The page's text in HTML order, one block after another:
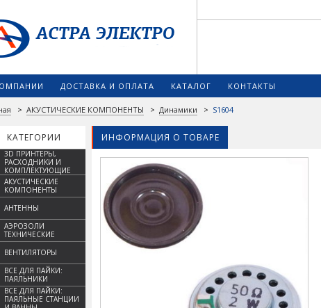
ДОСТАВКА И ОПЛАТА КАТАЛОГ КОНТАКТЫ
> АКУСТИЧЕСКИЕ КОМПОНЕНТЫ > Динамики > S1604
КАТЕГОРИИ ИНФОРМАЦИЯ О ТОВАРЕ
3D ПРИНТЕРЫ,
РАСХОДНИКИ И
КОМПЛЕКТУЮЩИЕ
АКУСТИЧЕСКИЕ
КОМПОНЕНТЫ
АНТЕННЫ
АЭРОЗОЛИ
ТЕХНИЧЕСКИЕ
ВЕНТИЛЯТОРЫ
ВСЕ ДЛЯ ПАЙКИ:
ПАЯЛЬНИКИ
ВСЕ ДЛЯ ПАЙКИ:
ПАЯЛЬНЫЕ СТАНЦИИ